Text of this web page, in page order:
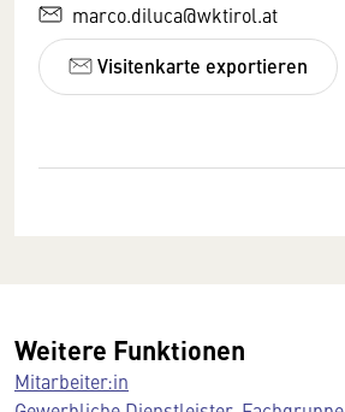
marco.diluca@wktirol.at
Visitenkarte exportieren
Weitere Funktionen
Mitarbeiter:in